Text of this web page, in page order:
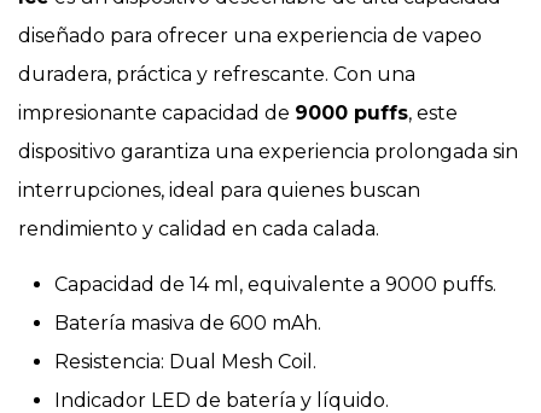
diseñado para ofrecer una experiencia de vapeo
duradera, práctica y refrescante. Con una
impresionante capacidad de 9000 puffs, este
dispositivo garantiza una experiencia prolongada sin
interrupciones, ideal para quienes buscan
rendimiento y calidad en cada calada.
Capacidad de 14 ml, equivalente a 9000 puffs.
Batería masiva de 600 mAh.
Resistencia: Dual Mesh Coil.
Indicador LED de batería y líquido.